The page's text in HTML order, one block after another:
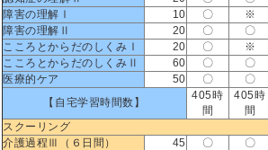
障害の理解Ⅰ
10 〇 ※
障害の理解Ⅱ
20 〇 〇
こころとからだのしくみⅠ
20 〇 ※
こころとからだのしくみⅡ
60 〇 〇
医療的ケア
50 〇 〇
【自宅学習時間数】
405時
間
405時
間
スクーリング
介護過程Ⅲ（６日間）
45 〇 〇